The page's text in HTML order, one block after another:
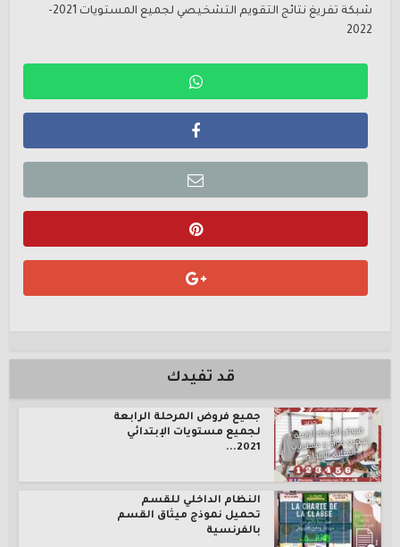
شبكة تفريغ نتائج التقويم التشخيصي لجميع المستويات 2021-
2022
قد تفيدك
جميع فروض المرحلة الرابعة
لجميع مستويات الإبتدائي
2021...
النظام الداخلي للقسم
تحميل نموذج ميثاق القسم
بالفرنسية